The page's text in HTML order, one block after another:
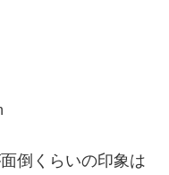
倒くらいの印象は